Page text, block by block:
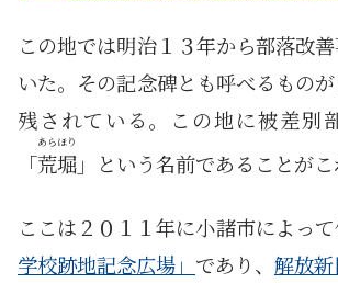
この地では明治１３年から部落改
いた。その記念碑とも呼べるもの
残されている。この地に被差別
「荒堀
あらほり
」という名前であることがこ
ここは２０１１年に小諸市によっ
学校跡地記念広場」 であり、 解放